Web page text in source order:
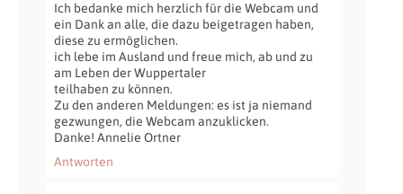
Ich bedanke mich herzlich für die Webcam und
ein Dank an alle, die dazu beigetragen haben,
diese zu ermöglichen.
ich lebe im Ausland und freue mich, ab und zu
am Leben der Wuppertaler
teilhaben zu können.
Zu den anderen Meldungen: es ist ja niemand
gezwungen, die Webcam anzuklicken.
Danke! Annelie Ortner
Antworten